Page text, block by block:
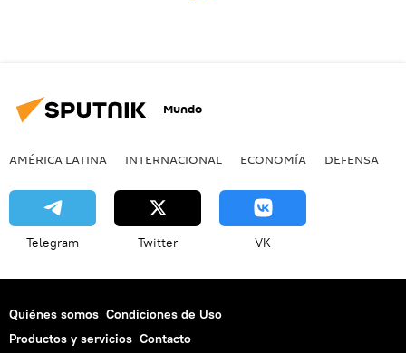
Mundo
AMÉRICA LATINA INTERNACIONAL ECONOMÍA DEFENSA
Telegram Twitter VK
Quiénes somos Condiciones de Uso
Productos y servicios Contacto